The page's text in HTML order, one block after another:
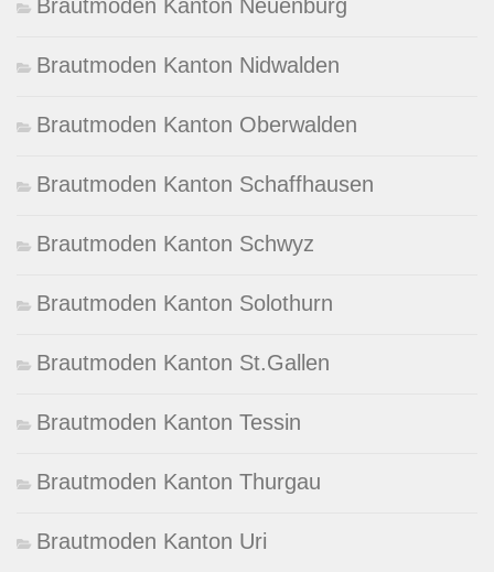
Brautmoden Kanton Neuenburg
Brautmoden Kanton Nidwalden
Brautmoden Kanton Oberwalden
Brautmoden Kanton Schaffhausen
Brautmoden Kanton Schwyz
Brautmoden Kanton Solothurn
Brautmoden Kanton St.Gallen
Brautmoden Kanton Tessin
Brautmoden Kanton Thurgau
Brautmoden Kanton Uri